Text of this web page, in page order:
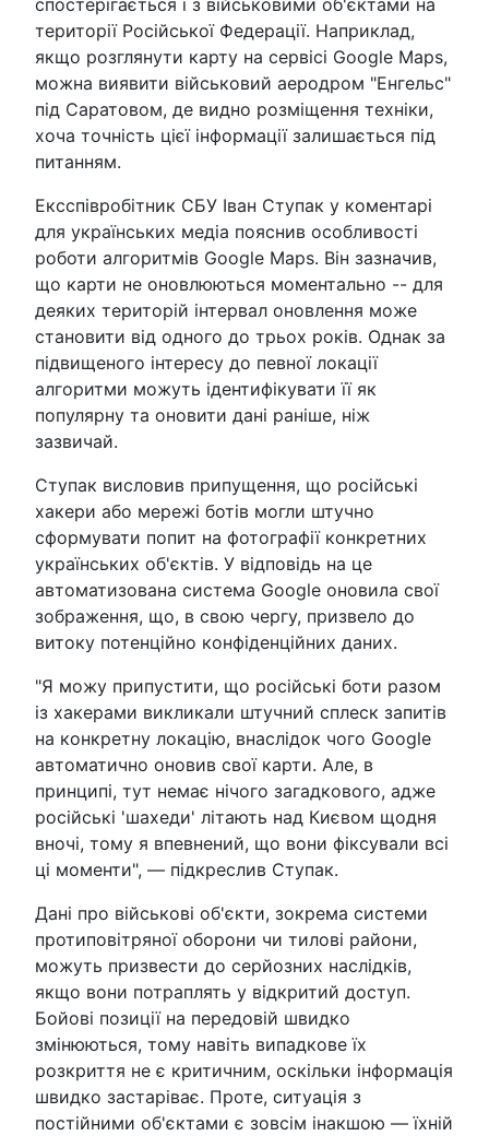
території Російської Федерації. Наприклад,
якщо розглянути карту на сервісі Google Maps,
можна виявити військовий аеродром "Енгельс"
під Саратовом, де видно розміщення техніки,
хоча точність цієї інформації залишається під
питанням.
Ексспівробітник СБУ Іван Ступак у коментарі
для українських медіа пояснив особливості
роботи алгоритмів Google Maps. Він зазначив,
що карти не оновлюються моментально -- для
деяких територій інтервал оновлення може
становити від одного до трьох років. Однак за
підвищеного інтересу до певної локації
алгоритми можуть ідентифікувати її як
популярну та оновити дані раніше, ніж
зазвичай.
Ступак висловив припущення, що російські
хакери або мережі ботів могли штучно
сформувати попит на фотографії конкретних
українських об'єктів. У відповідь на це
автоматизована система Google оновила свої
зображення, що, в свою чергу, призвело до
витоку потенційно конфіденційних даних.
"Я можу припустити, що російські боти разом
із хакерами викликали штучний сплеск запитів
на конкретну локацію, внаслідок чого Google
автоматично оновив свої карти. Але, в
принципі, тут немає нічого загадкового, адже
російські 'шахеди' літають над Києвом щодня
вночі, тому я впевнений, що вони фіксували всі
ці моменти", — підкреслив Ступак.
Дані про військові об'єкти, зокрема системи
протиповітряної оборони чи тилові райони,
можуть призвести до серйозних наслідків,
якщо вони потраплять у відкритий доступ.
Бойові позиції на передовій швидко
змінюються, тому навіть випадкове їх
розкриття не є критичним, оскільки інформація
швидко застаріває. Проте, ситуація з
постійними об'єктами є зовсім інакшою — їхній